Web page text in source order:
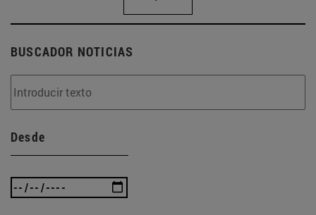
BUSCADOR NOTICIAS
Desde